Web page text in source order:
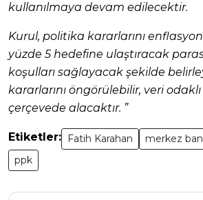
kullanılmaya devam edilecektir.
Kurul, politika kararlarını
yüzde 5 hedefine ulaştıracak
koşulları sağlayacak şekilde
kararlarını öngörülebilir, veri
çerçevede alacaktır. ”
Etiketler: Fatih Karahan merkez
ppk